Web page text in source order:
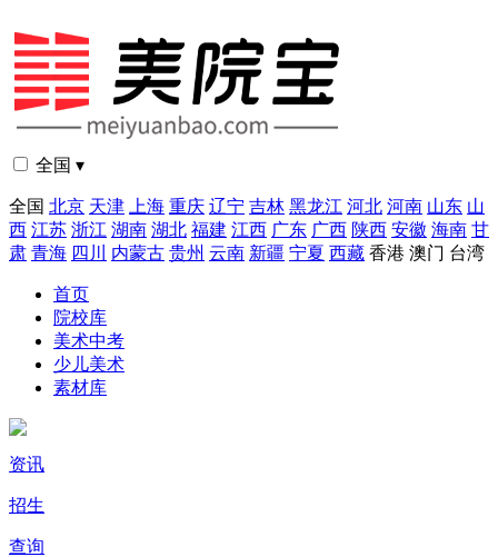
全国 ▾
全国 北京 天津 上海 重庆 辽宁 吉林 黑龙江 河北 河南 山东 山
西 江苏 浙江 湖南 湖北 福建 江西 广东 广西 陕西 安徽 海南 甘
肃 青海 四川 内蒙古 贵州 云南 新疆 宁夏 西藏 香港 澳门 台湾
首页
院校库
美术中考
少儿美术
素材库
资讯
招生
查询